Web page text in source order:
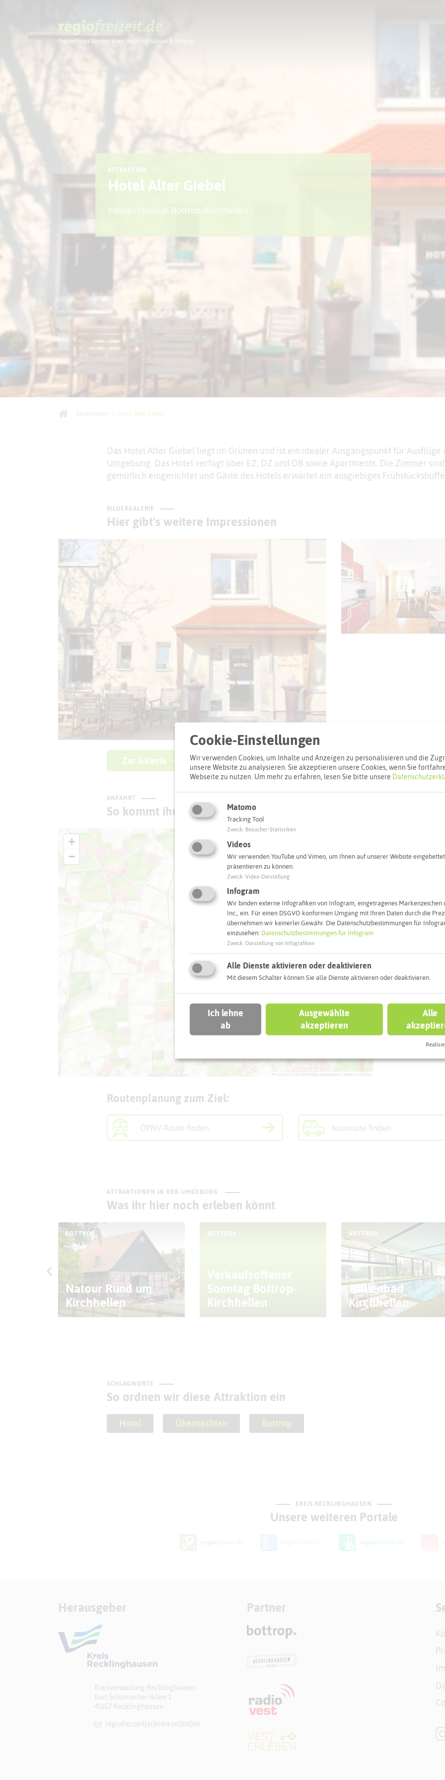
Freizeittipps für den Kreis Recklinghausen & Bottrop
Ausflugstipps
ATTRAKTION
Hotel Alter Giebel
Kleines Hotel in Bottrop-Kirchhellen
Hotel Alter Giebel
Das Hotel Alter Giebel liegt im Grünen und ist ein idealer Ausgangspunkt für Ausflüge
Umgebung. Das Hotel verfügt über EZ, DZ und DB sowie Apartments. Die Zimmer sind
gemütlich eingerichtet und Gäste des Hotels erwartet ein ausgiebiges
BILDERGALERIE
Hier gibt's weitere Impressionen
Zur Galerie
ANFAHRT
So kommt ihr zum Ziel
+
−
Leaflet OpenStreetMap contributors | weitere Lizenzen
Alleestraße 54
Webseite
Routenplanung zum Ziel:
ÖPNV-Route finden Autoroute finden
ATTRAKTIONEN IN DER UMGEBUNG
Was ihr hier noch erleben könnt
BOTTROP
Natour Rund um
Kirchhellen
BOTTROP
Verkaufsoffener
Sonntag Bottrop-
Kirchhellen
BOTTROP
Hallenbad
Kirchhellen
SCHLAGWORTE
So ordnen wir diese Attraktion ein
Hotel Übernachten Bottrop
KREIS RECKLINGHAUSEN
Unsere weiteren Portale
Herausgeber
Kreisverwaltung Recklinghausen
Kurt-Schumacher-Allee 1
45657 Recklinghausen
regiofreizeit[at]​kreis-re(dot)de
Partner
Cookie-Einstellungen
Wir verwenden Cookies, um Inhalte und Anzeigen zu personalisieren und die
unsere Website zu analysieren. Sie akzeptieren unsere Cookies, wenn Sie
Webseite zu nutzen. Um mehr zu erfahren, lesen Sie bitte unsere
Matomo
Tracking Tool
Zweck: Besucher-Statistiken
Videos
Wir verwenden YouTube und Vimeo, um Ihnen auf unserer Website
präsentieren zu können.
Zweck: Video-Darstellung
Infogram
Wir binden externe Infografiken von Infogram, eingetragenes Markenzeichen
Inc., ein. Für einen DSGVO konformen Umgang mit Ihren Daten durch die
übernehmen wir keinerlei Gewähr. Die Datenschutzbestimmungen für
einzusehen: Datenschutzbestimmungen für Infogram
Zweck: Darstellung von Infografiken
Alle Dienste aktivieren oder deaktivieren
Mit diesem Schalter können Sie alle Dienste aktivieren oder deaktivieren.
Ich lehne
ab
Ausgewählte
akzeptieren
Alle